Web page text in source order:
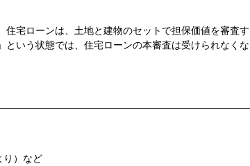
宅ローンは、土地と建物のセットで担保価値を審査す
いう状態では、住宅ローンの本審査は受けられなくな
り）など